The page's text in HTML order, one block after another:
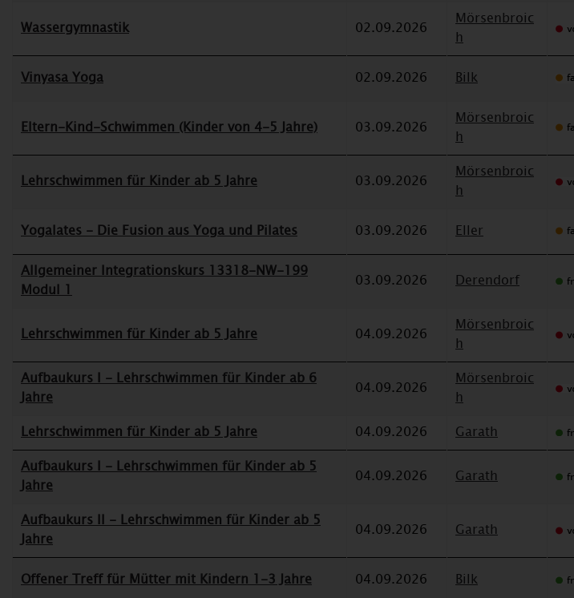
Wassergymnastik 02.09.2026
Mörsenbroic
h
Vinyasa Yoga 02.09.2026 Bilk
Eltern-Kind-Schwimmen (Kinder von 4-5 Jahre) 03.09.2026
Mörsenbroic
h
Lehrschwimmen für Kinder ab 5 Jahre 03.09.2026
Mörsenbroic
h
Yogalates - Die Fusion aus Yoga und Pilates 03.09.2026 Eller
Allgemeiner Integrationskurs 13318-NW-199
Modul 1
03.09.2026 Derendorf
Lehrschwimmen für Kinder ab 5 Jahre 04.09.2026
Mörsenbroic
h
Aufbaukurs I - Lehrschwimmen für Kinder ab 6
Jahre
04.09.2026
Mörsenbroic
h
Lehrschwimmen für Kinder ab 5 Jahre 04.09.2026 Garath
Aufbaukurs I - Lehrschwimmen für Kinder ab 5
Jahre
04.09.2026 Garath
Aufbaukurs II - Lehrschwimmen für Kinder ab 5
Jahre
04.09.2026 Garath
Offener Treff für Mütter mit Kindern 1-3 Jahre 04.09.2026 Bilk